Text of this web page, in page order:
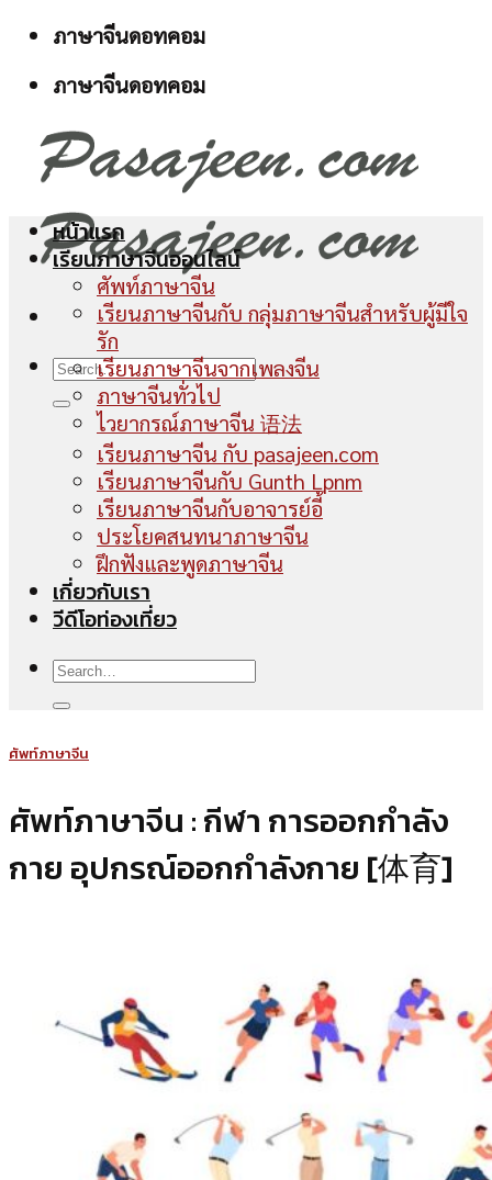
Skip
content
ภาษาจีนดอทคอม
ภาษาจีนดอทคอม
หน้าแรก
เรียนภาษาจีนออนไลน์
ศัพท์ภาษาจีน
เรียนภาษาจีนกับ กลุ่มภาษาจีนสำหรับผู้มีใจ
รัก
เรียนภาษาจีนจากเพลงจีน
ภาษาจีนทั่วไป
ไวยากรณ์ภาษาจีน 语法
เรียนภาษาจีน กับ pasajeen.com
เรียนภาษาจีนกับ Gunth Lpnm
เรียนภาษาจีนกับอาจารย์อี้
ประโยคสนทนาภาษาจีน
ฝึกฟังและพูดภาษาจีน
เกี่ยวกับเรา
วีดีโอท่องเที่ยว
ศัพท์ภาษาจีน
ศัพท์ภาษาจีน : กีฬา การออกกำลัง
กาย อุปกรณ์ออกกำลังกาย [体育]